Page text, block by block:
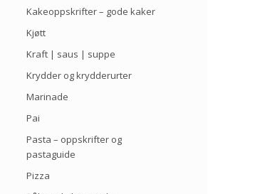
Kakeoppskrifter – gode kaker
Kjøtt
Kraft | saus | suppe
Krydder og krydderurter
Marinade
Pai
Pasta – oppskrifter og
pastaguide
Pizza